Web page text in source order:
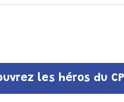
les héros du CP